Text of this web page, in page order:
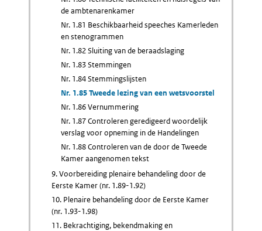
de ambtenarenkamer
Nr. 1.81 Beschikbaarheid speeches Kamerleden
en stenogrammen
Nr. 1.82 Sluiting van de beraadslaging
Nr. 1.83 Stemmingen
Nr. 1.84 Stemmingslijsten
Nr. 1.85 Tweede lezing van een wetsvoorstel
Nr. 1.86 Vernummering
Nr. 1.87 Controleren geredigeerd woordelijk
verslag voor opneming in de Handelingen
Nr. 1.88 Controleren van de door de Tweede
Kamer aangenomen tekst
9. Voorbereiding plenaire behandeling door de
Eerste Kamer (nr. 1.89-1.92)
10. Plenaire behandeling door de Eerste Kamer
(nr. 1.93-1.98)
11. Bekrachtiging, bekendmaking en